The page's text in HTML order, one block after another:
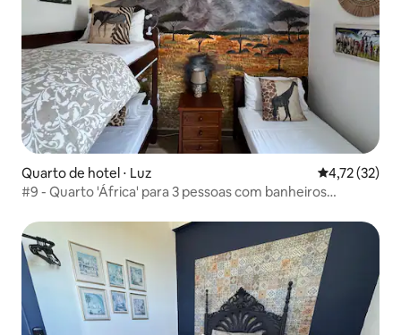
Quarto de hotel ⋅ Luz 4,72 de uma
4,72 (32)
#9 - Quarto 'África' para 3 pessoas com banheiros